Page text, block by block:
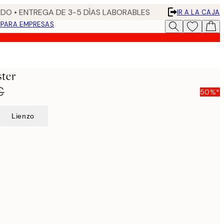
• ENTREGA DE 3-5 DÍAS LABORABLES
IR A LA CAJA
PARA EMPRESAS
50%*
Lienzo